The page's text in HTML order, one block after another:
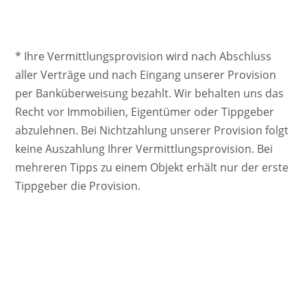
* Ihre Vermittlungsprovision wird nach Abschluss
aller Verträge und nach Eingang unserer Provision
per Banküberweisung bezahlt. Wir behalten uns das
Recht vor Immobilien, Eigentümer oder Tippgeber
abzulehnen. Bei Nichtzahlung unserer Provision folgt
keine Auszahlung Ihrer Vermittlungsprovision. Bei
mehreren Tipps zu einem Objekt erhält nur der erste
Tippgeber die Provision.